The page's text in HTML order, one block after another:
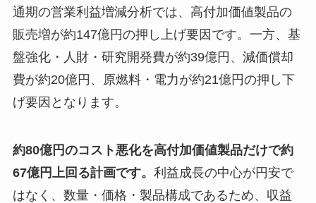
通期の営業利益増減分析では、高付加価値製品の
販売増が約147億円の押し上げ要因です。一方、基
盤強化・人財・研究開発費が約39億円、減価償却
費が約20億円、原燃料・電力が約21億円の押し下
げ要因となります。
約80億円のコスト悪化を高付加価値製品だけで約
67億円上回る計画です。 利益成長の中心が円安で
はなく、数量・価格・製品構成であるため、収益